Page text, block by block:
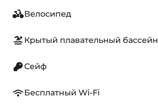
Велосипед
Крытый плавательный бассейн
Сейф
Бесплатный Wi-Fi